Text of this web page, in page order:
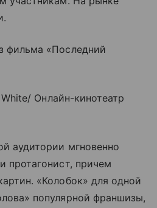
фильма «Последний
Онлайн-кинотеатр
аудитории мгновенно
протагонист, причем
«Колобок» для одной
популярной франшизы,